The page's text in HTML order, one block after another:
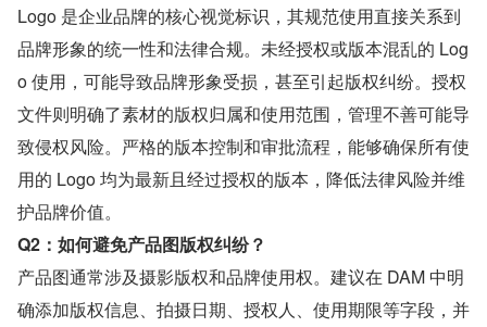
Logo 是企业品牌的核心视觉标识，其规范使用直接关系到
品牌形象的统一性和法律合规。未经授权或版本混乱的 Log
o 使用，可能导致品牌形象受损，甚至引起版权纠纷。授权
文件则明确了素材的版权归属和使用范围，管理不善可能导
致侵权风险。严格的版本控制和审批流程，能够确保所有使
用的 Logo 均为最新且经过授权的版本，降低法律风险并维
护品牌价值。
Q2：如何避免产品图版权纠纷？
产品图通常涉及摄影版权和品牌使用权。建议在 DAM 中明
确添加版权信息、拍摄日期、授权人、使用期限等字段，并